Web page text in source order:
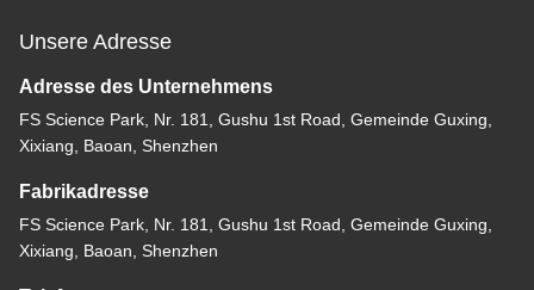
Unsere Adresse
Adresse des Unternehmens
FS Science Park, Nr. 181, Gushu 1st Road, Gemeinde Guxing,
Xixiang, Baoan, Shenzhen
Fabrikadresse
FS Science Park, Nr. 181, Gushu 1st Road, Gemeinde Guxing,
Xixiang, Baoan, Shenzhen